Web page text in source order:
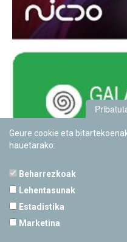
Geure cookie eta
hauetarako:
Beharrezkoak
Lehentasunak
Estadistika
Marketina